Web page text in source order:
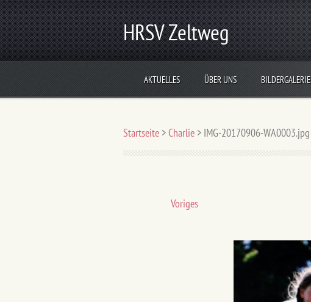
HRSV Zeltweg
AKTUELLES ÜBER UNS BILDERGALERIE
Startseite >Charlie > IMG-20170906-WA0003.jpg
Voriges